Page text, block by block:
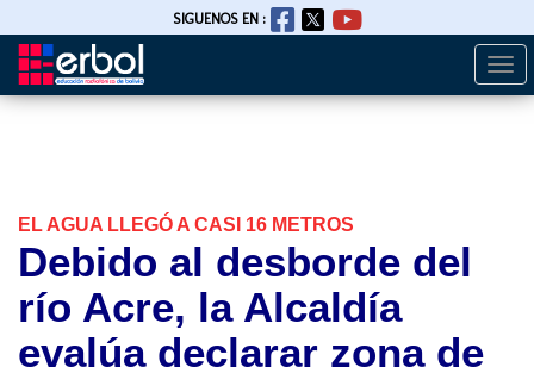
Pasar
SIGUENOS EN :
EL AGUA LLEGÓ A CASI 16 METROS
Debido al desborde del
río Acre, la Alcaldía
evalúa declarar zona de